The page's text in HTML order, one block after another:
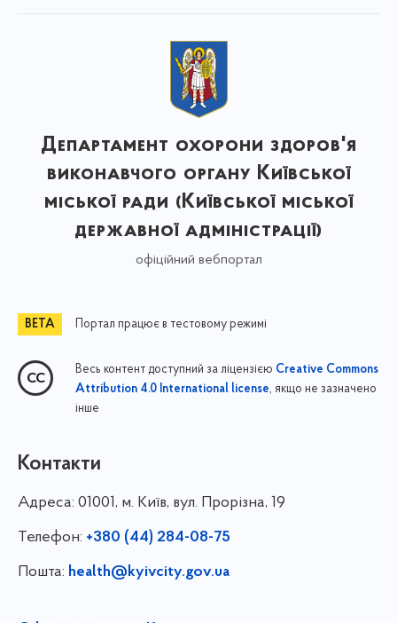
Департамент охорони здоров'я
виконавчого органу Київської
міської ради (Київської міської
державної адміністрації)
офіційний вебпортал
Портал працює в тестовому режимі
Весь контент доступний за ліцензією Creative Commons
Attribution 4.0 International license, якщо не зазначено
інше
Контакти
Адреса: 01001, м. Київ, вул. Прорізна, 19
Телефон: +380 (44) 284-08-75
Пошта: health@kyivcity.gov.ua